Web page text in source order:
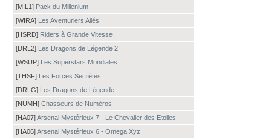
[MIL1] Pack du Millenium
[WIRA] Les Aventuriers Ailés
[HSRD] Riders à Grande Vitesse
[DRL2] Les Dragons de Légende 2
[WSUP] Les Superstars Mondiales
[THSF] Les Forces Secrètes
[DRLG] Les Dragons de Légende
[NUMH] Chasseurs de Numéros
[HA07]Arsenal Mystérieux 7 - Le Chevalier des Etoiles
[HA06]Arsenal Mystérieux 6 - Omega Xyz